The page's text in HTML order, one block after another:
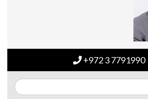
+972 3 7791990